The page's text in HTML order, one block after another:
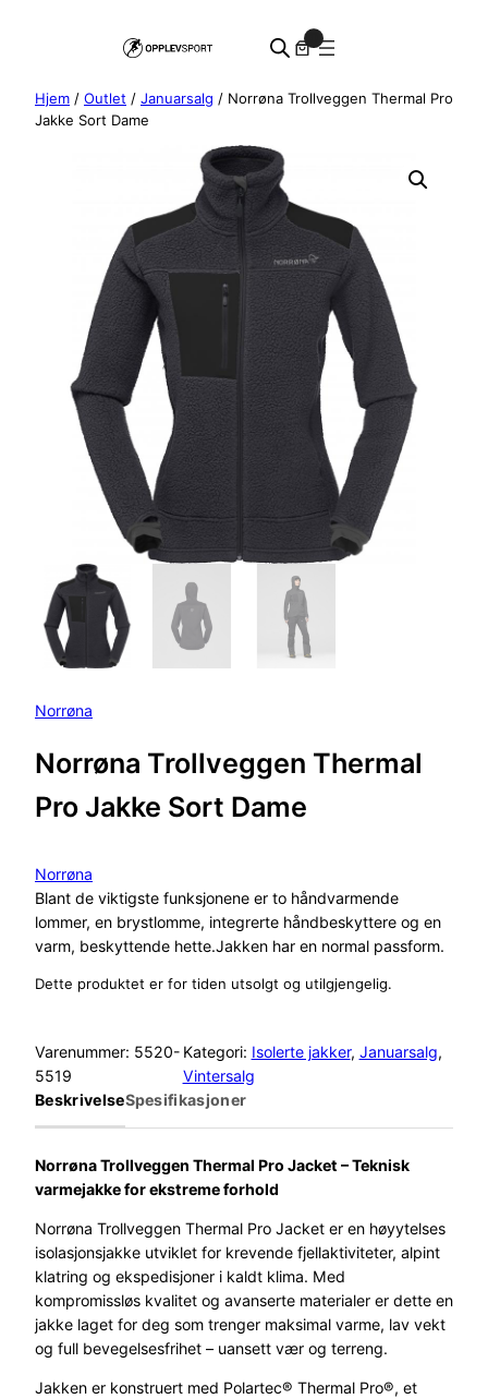
Hjem / Outlet / Januarsalg / Norrøna Trollveggen Thermal Pro
Jakke Sort Dame
Norrøna
Norrøna Trollveggen Thermal
Pro Jakke Sort Dame
Norrøna
Blant de viktigste funksjonene er to håndvarmende
lommer, en brystlomme, integrerte håndbeskyttere og en
varm, beskyttende hette.Jakken har en normal passform.
Dette produktet er for tiden utsolgt og utilgjengelig.
Varenummer: 5520-
5519
Kategori: Isolerte jakker, Januarsalg
Vintersalg
BeskrivelseSpesifikasjoner
Norrøna Trollveggen Thermal Pro Jacket – Teknisk
varmejakke for ekstreme forhold
Norrøna Trollveggen Thermal Pro Jacket er en høyytelses
isolasjonsjakke utviklet for krevende fjellaktiviteter, alpint
klatring og ekspedisjoner i kaldt klima. Med
kompromissløs kvalitet og avanserte materialer er dette en
jakke laget for deg som trenger maksimal varme, lav vekt
og full bevegelsesfrihet – uansett vær og terreng.
Jakken er konstruert med Polartec® Thermal Pro®, et